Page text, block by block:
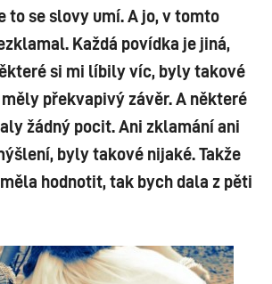
to se slovy umí. A jo, v tomto
Každá povídka je jiná,
si mi líbily víc, byly takové
překvapivý závěr. A některé
žádný pocit. Ani zklamání ani
byly takové nijaké. Takže
hodnotit, tak bych dala z pěti